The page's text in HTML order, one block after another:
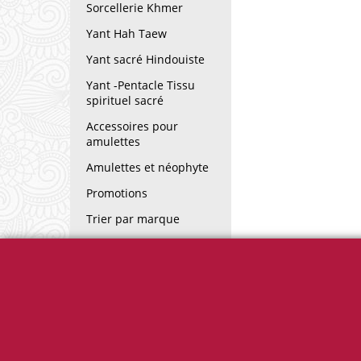
Sorcellerie Khmer
Yant Hah Taew
Yant sacré Hindouiste
Yant -Pentacle Tissu
spirituel sacré
Accessoires pour
amulettes
Amulettes et néophyte
Promotions
Trier par marque